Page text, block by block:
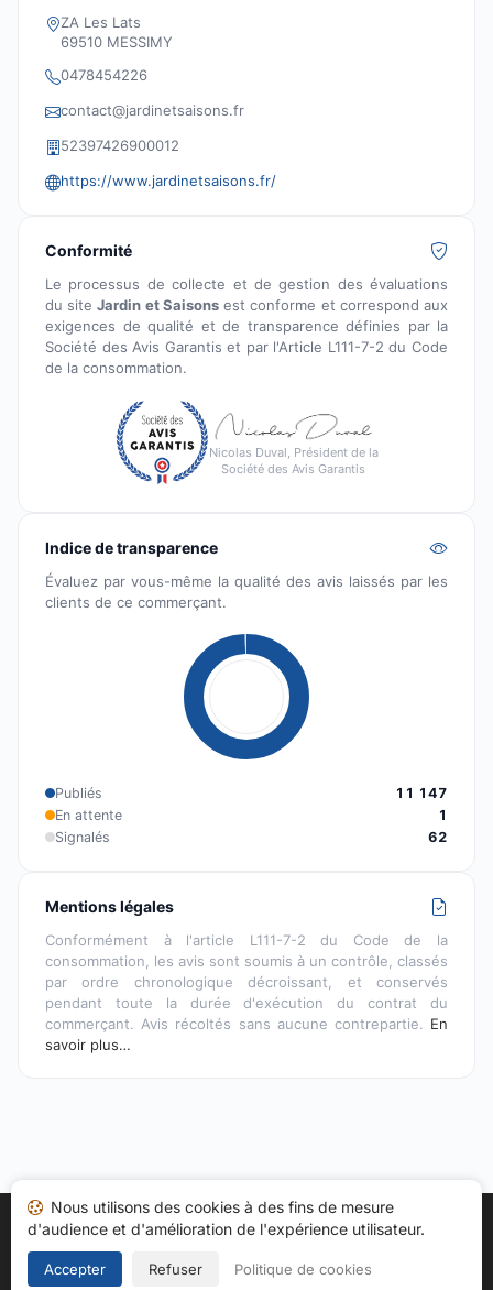
ZA Les Lats
69510 MESSIMY
0478454226
contact@jardinetsaisons.fr
52397426900012
https://www.jardinetsaisons.fr/
Conformité
Le processus de collecte et de gestion des évaluations
du siteJardin et Saisonsest conforme et correspond aux
exigences de qualité et de transparence définies par la
Société des Avis Garantis et par l'Article L111-7-2 du Code
de la consommation.
Nicolas Duval, Président de la
Société des Avis Garantis
Indice de transparence
Évaluez par vous-même la qualité des avis laissés par les
clients de ce commerçant.
Publiés
11 147
En attente
1
Signalés
62
Mentions légales
Conformément à l'article L111-7-2 du Code de la
consommation, les avis sont soumis à un contrôle, classés
par ordre chronologique décroissant, et conservés
pendant toute la durée d'exécution du contrat du
commerçant. Avis récoltés sans aucune contrepartie. En
savoir plus…
Accueil Mes avis Catégories CGU
Cookies
Politique de confidentialité
Nous utilisons des cookies à des fins de mesure
d'audience et d'amélioration de l'expérience utilisateur.
Accepter Refuser Politique de cookies